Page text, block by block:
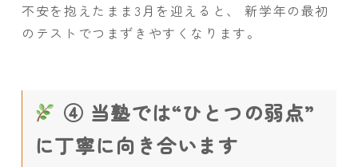
不安を抱えたまま3月を迎えると、 新学年の最初
のテストでつまずきやすくなります。
④ 当塾では“ひとつの弱点”
に丁寧に向き合います